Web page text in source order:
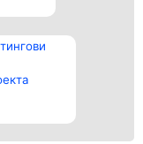
Контакти